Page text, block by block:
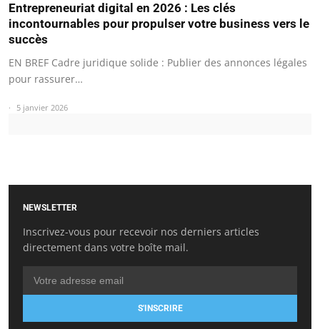
Entrepreneuriat digital en 2026 : Les clés
incontournables pour propulser votre business vers le
succès
EN BREF Cadre juridique solide : Publier des annonces légales
pour rassurer…
5 janvier 2026
NEWSLETTER
Inscrivez-vous pour recevoir nos derniers articles
directement dans votre boîte mail.
S'INSCRIRE